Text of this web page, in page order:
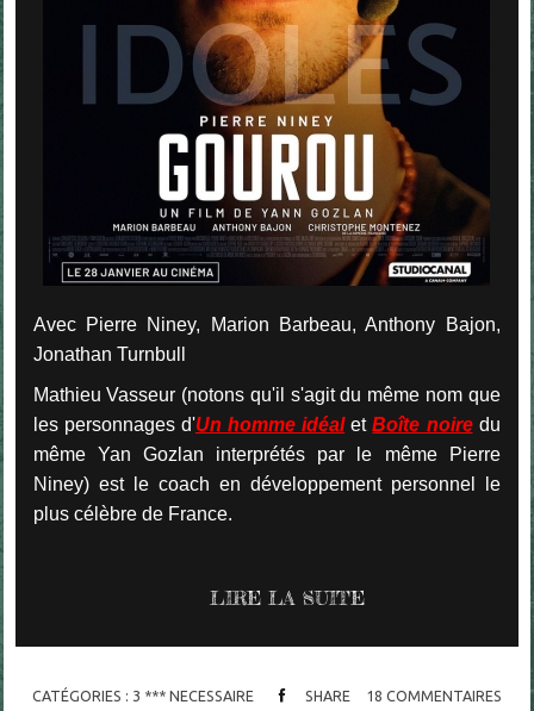
Avec Pierre Niney, Marion Barbeau, Anthony Bajon,
Jonathan Turnbull
Mathieu Vasseur (notons qu'il s'agit du même nom que
les personnages d'Un homme idéaletBoîte noiredu
même Yan Gozlan interprétés par le même Pierre
Niney) est le coach en développement personnel le
plus célèbre de France.
LIRE LA SUITE
CATÉGORIES : 3 *** NECESSAIRE SHARE 18 COMMENTAIRES